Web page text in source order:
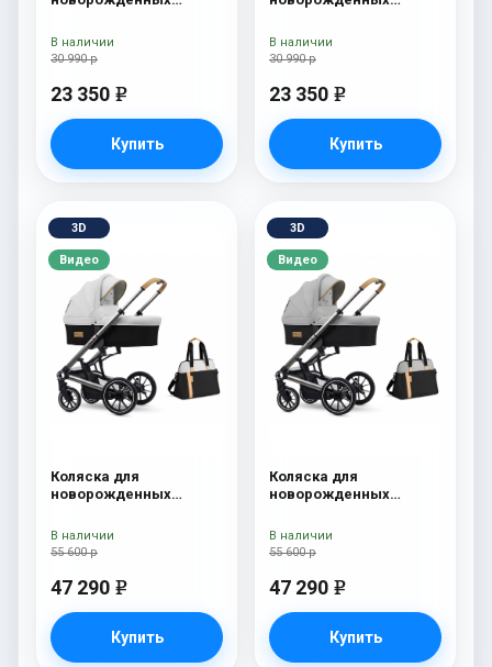
White) Red Lux
30 990 р
23 350 e
Купить
В наличии
White) Borduex
30 990 р
23 350 e
Купить
В наличии
3D
Видео
Коляска для
новорожденных
Sahara
55 600 р
47 290 e
Купить
В наличии
3D
Видео
Коляска для
новорожденных
Grey
55 600 р
47 290 e
Купить
В наличии